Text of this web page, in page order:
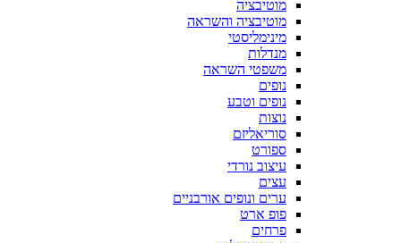
מוטיבציה
מוטיבציה והשראה
מינימליסטי
מנדלות
משפטי השראה
נופים
נופים וטבע
נוצות
סוריאליזם
ספורט
עיצוב נורדי
עצים
ערים ונופים אורבניים
פופ ארט
פרחים